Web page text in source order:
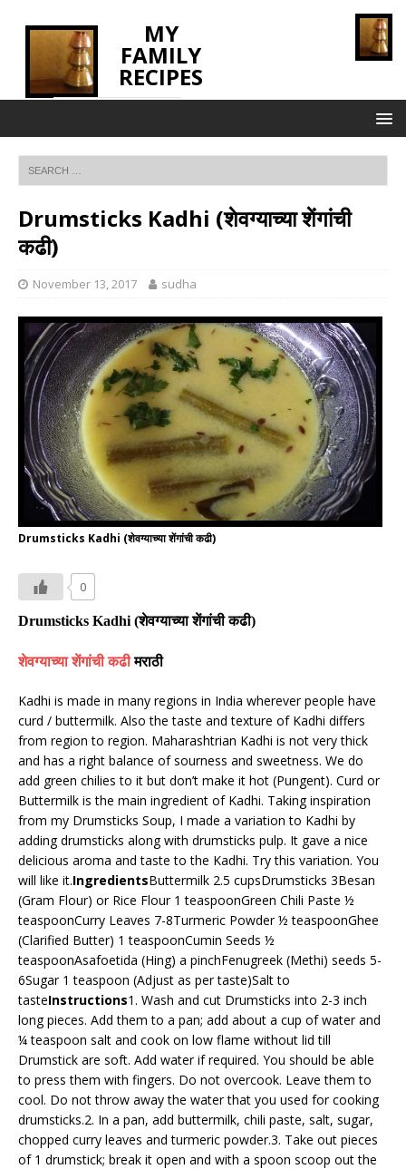
MY
FAMILY
RECIPES
Drumsticks Kadhi (शेवग्याच्या शेंगांची
कढी)
November 13, 2017 sudha
Drumsticks Kadhi (शेवग्याच्या शेंगांची कढी)
0
Drumsticks Kadhi (शेवग्याच्या शेंगांची कढी)
शेवग्याच्या शेंगांची कढीमराठी
Kadhi is made in many regions in India wherever people have
curd / buttermilk. Also the taste and texture of Kadhi differs
from region to region. Maharashtrian Kadhi is not very thick
and has a right balance of sourness and sweetness. We do
add green chilies to it but don’t make it hot (Pungent). Curd or
Buttermilk is the main ingredient of Kadhi. Taking inspiration
from my Drumsticks Soup, I made a variation to Kadhi by
adding drumsticks along with drumsticks pulp. It gave a nice
delicious aroma and taste to the Kadhi. Try this variation. You
will like it.IngredientsButtermilk 2.5 cupsDrumsticks 3Besan
(Gram Flour) or Rice Flour 1 teaspoonGreen Chili Paste ½
teaspoonCurry Leaves 7-8Turmeric Powder ½ teaspoonGhee
(Clarified Butter) 1 teaspoonCumin Seeds ½
teaspoonAsafoetida (Hing) a pinchFenugreek (Methi) seeds 5-
6Sugar 1 teaspoon (Adjust as per taste)Salt to
tasteInstructions1. Wash and cut Drumsticks into 2-3 inch
long pieces. Add them to a pan; add about a cup of water and
¼ teaspoon salt and cook on low flame without lid till
Drumstick are soft. Add water if required. You should be able
to press them with fingers. Do not overcook. Leave them to
cool. Do not throw away the water that you used for cooking
drumsticks.2. In a pan, add buttermilk, chili paste, salt, sugar,
chopped curry leaves and turmeric powder.3. Take out pieces
of 1 drumstick; break it open and with a spoon scoop out the